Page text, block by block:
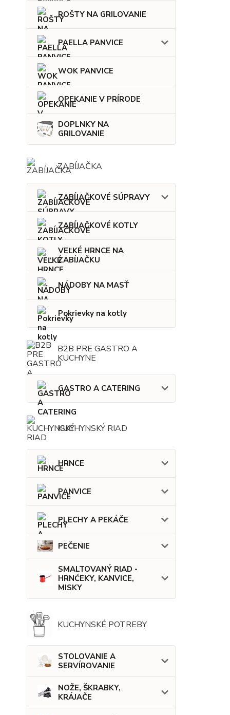
ROŠTY NA GRILOVANIE
PAELLA PANVICE
WOK PANVICE
OPEKANIE V PRÍRODE
DOPLNKY NA
GRILOVANIE
ZABÍJAČKA
ZABÍJAČKOVÉ SÚPRAVY
ZABÍJAČKOVÉ KOTLY
VEĽKÉ HRNCE NA
ZABÍJAČKU
NÁDOBY NA MASŤ
Pokrievky na kotly
B2B PRE GASTRO A
KUCHYNE
GASTRO A CATERING
KUCHYNSKÝ RIAD
HRNCE
PANVICE
PLECHY A PEKÁČE
PEČENIE
SMALTOVANÝ RIAD -
HRNĆEKY, KANVICE,
MISKY
KUCHYNSKÉ POTREBY
STOLOVANIE A
SERVÍROVANIE
NOŽE, ŠKRABKY,
KRÁJAČE